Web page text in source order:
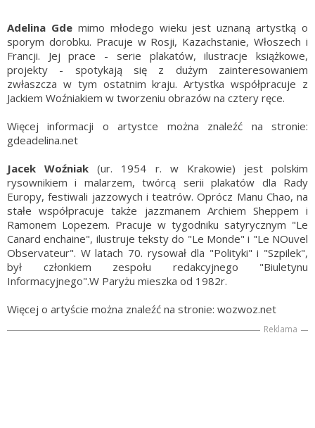
Adelina Gdemimo młodego wieku jest uznaną artystką o
sporym dorobku. Pracuje w Rosji, Kazachstanie, Włoszech i
Francji. Jej prace - serie plakatów, ilustracje książkowe,
projekty - spotykają się z dużym zainteresowaniem
zwłaszcza w tym ostatnim kraju. Artystka współpracuje z
Jackiem Woźniakiem w tworzeniu obrazów na cztery ręce.
Więcej informacji o artystce można znaleźć na stronie:
gdeadelina.net
Jacek Woźniak (ur. 1954 r. w Krakowie) jest polskim
rysownikiem i malarzem, twórcą serii plakatów dla Rady
Europy, festiwali jazzowych i teatrów. Oprócz Manu Chao, na
stałe współpracuje także jazzmanem Archiem Sheppem i
Ramonem Lopezem. Pracuje w tygodniku satyrycznym "Le
Canard enchaine", ilustruje teksty do "Le Monde" i "Le NOuvel
Observateur". W latach 70. rysował dla "Polityki" i "Szpilek",
był członkiem zespołu redakcyjnego "Biuletynu
Informacyjnego".W Paryżu mieszka od 1982r.
Więcej o artyście można znaleźć na stronie: wozwoz.net
Reklama